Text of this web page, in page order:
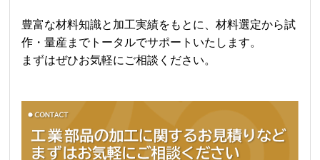
豊富な材料知識と加工実績をもとに、材料選定から試
作・量産までトータルでサポートいたします。
まずはぜひお気軽にご相談ください。